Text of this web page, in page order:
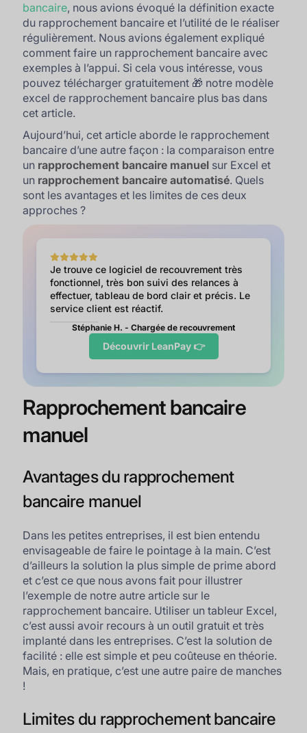
bancaire, nous avions évoqué la définition exacte
du rapprochement bancaire et l’utilité de le réaliser
régulièrement. Nous avions également expliqué
comment faire un rapprochement bancaire avec
exemples à l’appui. Si cela vous intéresse, vous
pouvez télécharger gratuitement 🎁 notre modèle
excel de rapprochement bancaire plus bas dans
cet article.
Aujourd’hui, cet article aborde le rapprochement
bancaire d’une autre façon : la comparaison entre
un rapprochement bancaire manuel sur Excel et
un rapprochement bancaire automatisé. Quels
sont les avantages et les limites de ces deux
approches ?
Je trouve ce logiciel de recouvrement très
fonctionnel, très bon suivi des relances à
effectuer, tableau de bord clair et précis. Le
service client est réactif.
Stéphanie H. - Chargée de recouvrement
Découvrir LeanPay 👉
Rapprochement bancaire
manuel
Avantages du rapprochement
bancaire manuel
Dans les petites entreprises, il est bien entendu
envisageable de faire le pointage à la main. C’est
d’ailleurs la solution la plus simple de prime abord
et c’est ce que nous avons fait pour illustrer
l’exemple de notre autre article sur le
rapprochement bancaire. Utiliser un tableur Excel,
c’est aussi avoir recours à un outil gratuit et très
implanté dans les entreprises. C’est la solution de
facilité : elle est simple et peu coûteuse en théorie.
Mais, en pratique, c’est une autre paire de manches
!
Limites du rapprochement bancaire